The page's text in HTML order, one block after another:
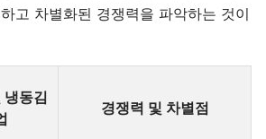
고 차별화된 경쟁력을 파악하는 것이
냉동김
경쟁력 및 차별점